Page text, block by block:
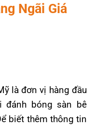
Ngãi Giá
là đơn vị hàng đầu
đánh bóng sàn bê
biết thêm thông tin